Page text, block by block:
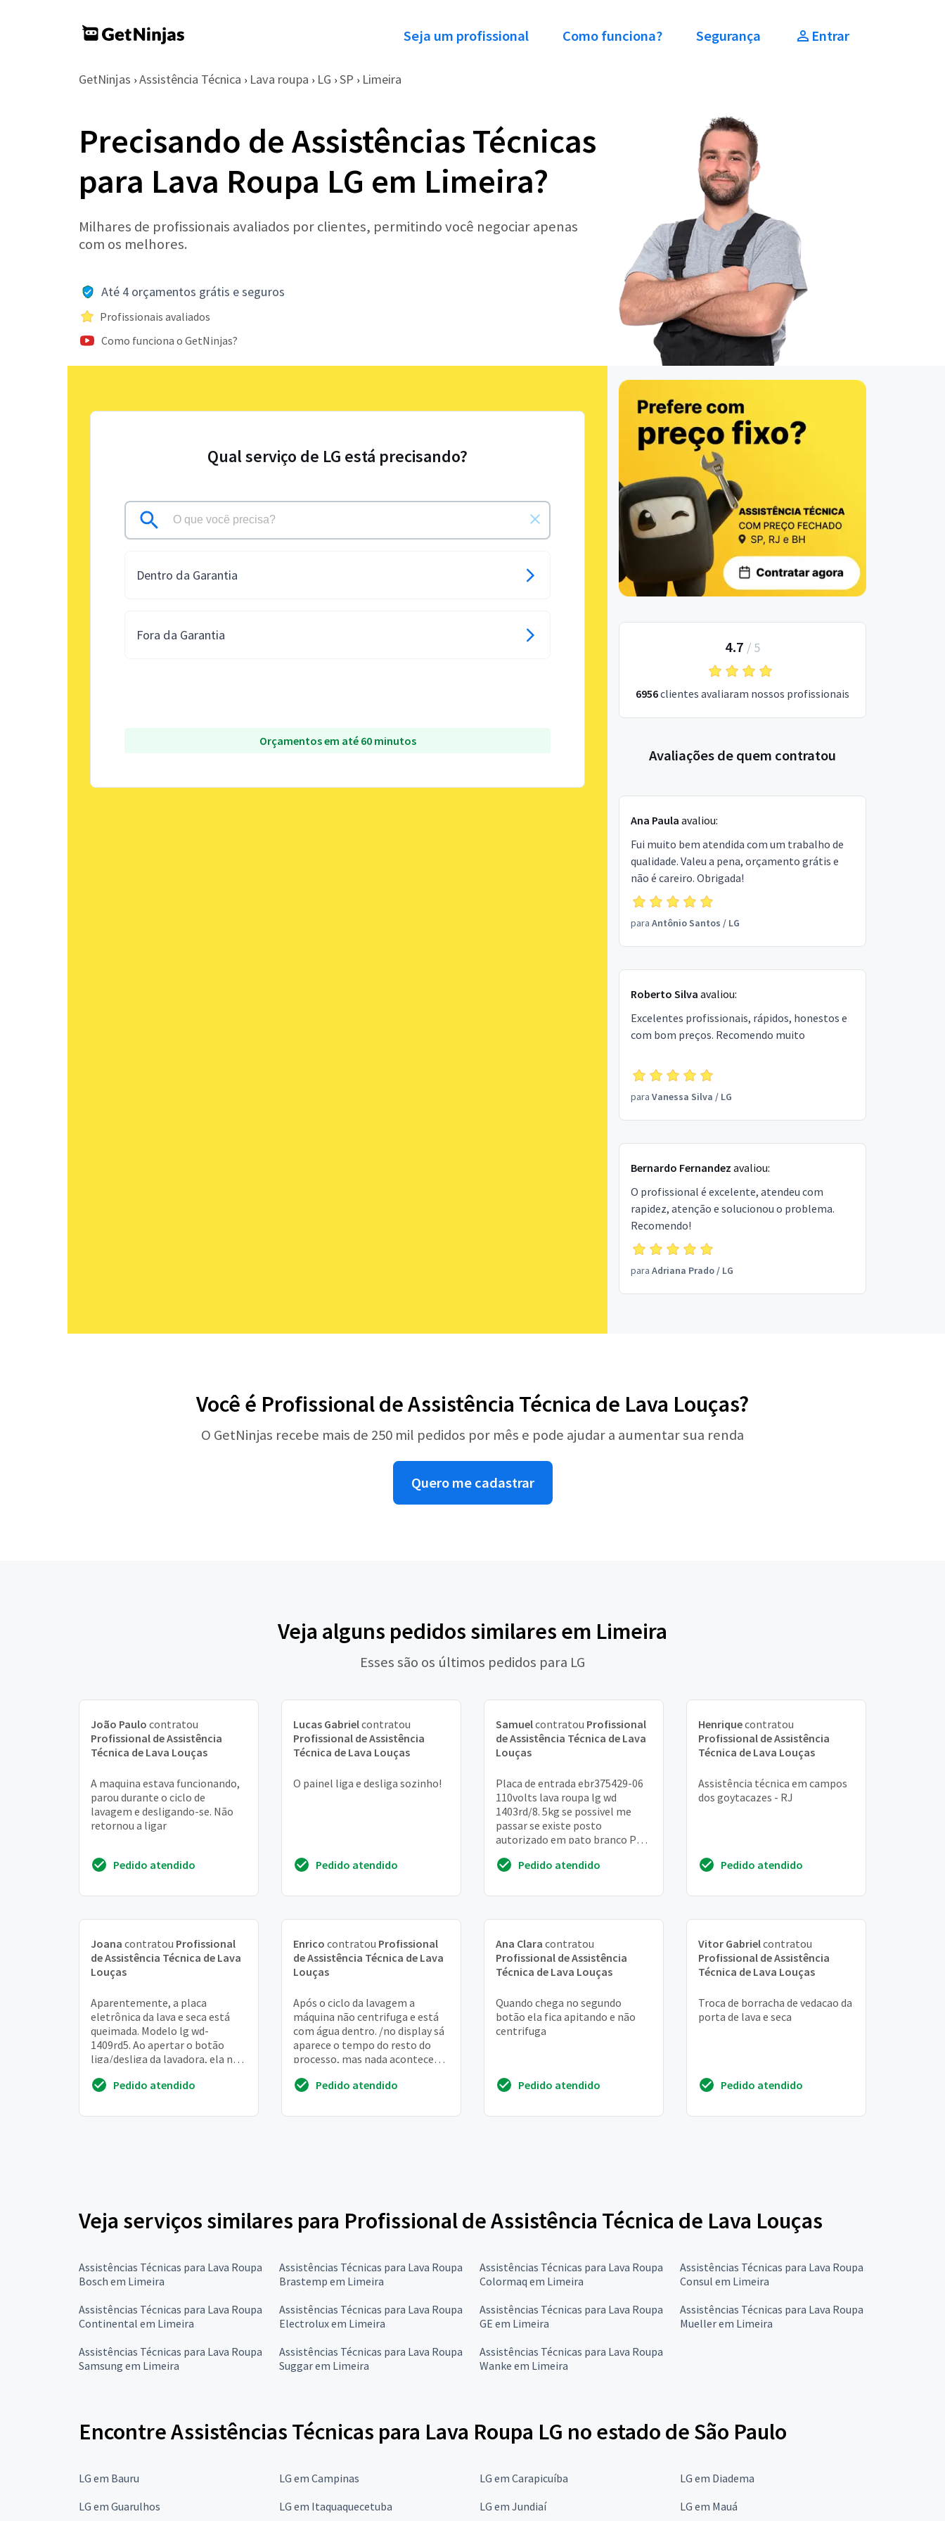
Seja um profissional Como funciona? Segurança Entrar
GetNinjas › Assistência Técnica › Lava roupa › LG › SP › Limeira
Precisando de Assistências Técnicas
para Lava Roupa LG em Limeira?
Milhares de profissionais avaliados por clientes, permitindo você negociar apenas
com os melhores.
Até 4 orçamentos grátis e seguros
Profissionais avaliados
Como funciona o GetNinjas?
Qual serviço de LG está precisando?
Dentro da Garantia
Fora da Garantia
Orçamentos em até 60 minutos
4.7 / 5
6956clientes avaliaram nossos profissionais
Avaliações de quem contratou
Ana Paula avaliou:
Fui muito bem atendida com um trabalho de
qualidade. Valeu a pena, orçamento grátis e
não é careiro. Obrigada!
para Antônio Santos / LG
Roberto Silva avaliou:
Excelentes profissionais, rápidos, honestos e
com bom preços. Recomendo muito
para Vanessa Silva / LG
Bernardo Fernandez avaliou:
O profissional é excelente, atendeu com
rapidez, atenção e solucionou o problema.
Recomendo!
para Adriana Prado/ LG
Você é Profissional de Assistência Técnica de Lava Louças?
O GetNinjas recebe mais de 250 mil pedidos por mês e pode ajudar a aumentar sua renda
Quero me cadastrar
Veja alguns pedidos similares em Limeira
Esses são os últimos pedidos para LG
João Paulo contratou
Profissional de Assistência
Técnica de Lava Louças
A maquina estava funcionando,
parou durante o ciclo de
lavagem e desligando-se. Não
retornou a ligar
Pedido atendido
Lucas Gabrielcontratou
Profissional de Assistência
Técnica de Lava Louças
O painel liga e desliga sozinho!
Pedido atendido
Samuelcontratou Profissional
de Assistência Técnica de Lava
Louças
Placa de entrada ebr375429-06
110volts lava roupa lg wd
1403rd/8. 5kg se possivel me
passar se existe posto
autorizado em pato branco PR.
Pedido atendido
Henriquecontratou
Profissional de Assistência
Técnica de Lava Louças
Assistência técnica em campos
dos goytacazes - RJ
Pedido atendido
Joana contratou Profissional
de Assistência Técnica de Lava
Louças
Aparentemente, a placa
eletrônica da lava e seca está
queimada. Modelo lg wd-
1409rd5. Ao apertar o botão
liga/desliga da lavadora, ela não
painel não acendem
Pedido atendido
Enrico contratou Profissional
de Assistência Técnica de Lava
Louças
Após o ciclo da lavagem a
máquina não centrifuga e está
com água dentro. /no display sá
aparece o tempo do resto do
processo, mas nada acontece
como se est...
Pedido atendido
Ana Clara contratou
Profissional de Assistência
Técnica de Lava Louças
Quando chega no segundo
botão ela fica apitando e não
centrifuga
Pedido atendido
Vitor Gabrielcontratou
Profissional de Assistência
Técnica de Lava Louças
Troca de borracha de vedacao da
porta de lava e seca
Pedido atendido
Veja serviços similares para Profissional de Assistência Técnica de Lava Louças
Assistências Técnicas para Lava Roupa
Bosch em Limeira
Assistências Técnicas para Lava Roupa
Brastemp em Limeira
Assistências Técnicas para Lava Roupa
Colormaq em Limeira
Assistências Técnicas para Lava Roupa
Consul em Limeira
Assistências Técnicas para Lava Roupa
Continental em Limeira
Assistências Técnicas para Lava Roupa
Electrolux em Limeira
Assistências Técnicas para Lava Roupa
GE em Limeira
Assistências Técnicas para Lava Roupa
Mueller em Limeira
Assistências Técnicas para Lava Roupa
Samsung em Limeira
Assistências Técnicas para Lava Roupa
Suggar em Limeira
Assistências Técnicas para Lava Roupa
Wanke em Limeira
Encontre Assistências Técnicas para Lava Roupa LG no estado de São Paulo
LG em Bauru LG em Campinas LG em Carapicuíba
LG em Diadema
LG em Guarulhos
LG em Itaquaquecetuba LG em Jundiaí LG em Mauá